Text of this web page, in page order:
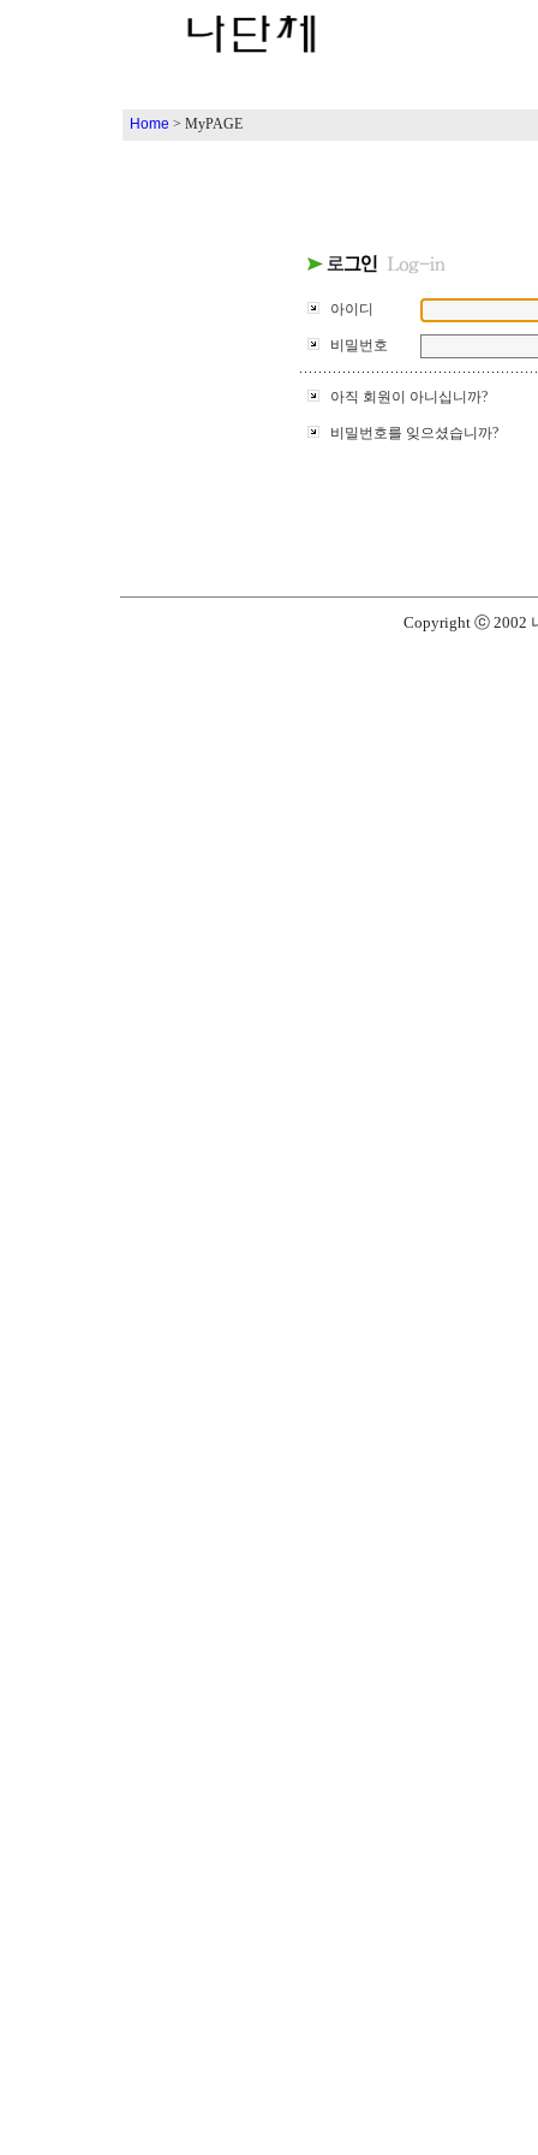
Home > MyPAGE
아이디
비밀번호
아직 회원이 아니십니까?
비밀번호를 잊으셨습니까?
Copyright ⓒ 2002